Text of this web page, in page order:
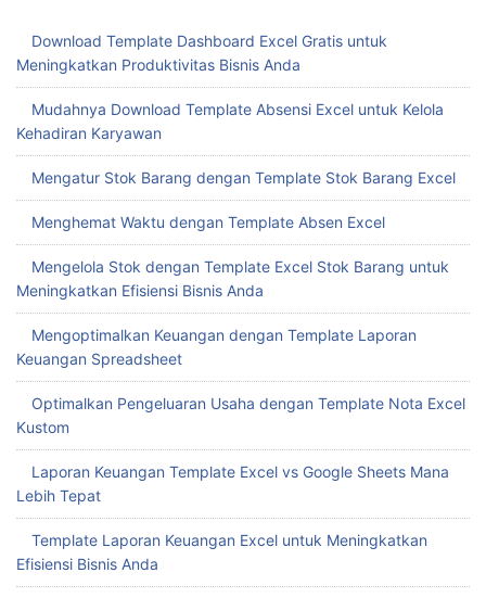
Download Template Dashboard Excel Gratis untuk
Meningkatkan Produktivitas Bisnis Anda
Mudahnya Download Template Absensi Excel untuk Kelola
Kehadiran Karyawan
Mengatur Stok Barang dengan Template Stok Barang Excel
Menghemat Waktu dengan Template Absen Excel
Mengelola Stok dengan Template Excel Stok Barang untuk
Meningkatkan Efisiensi Bisnis Anda
Mengoptimalkan Keuangan dengan Template Laporan
Keuangan Spreadsheet
Optimalkan Pengeluaran Usaha dengan Template Nota Excel
Kustom
Laporan Keuangan Template Excel vs Google Sheets Mana
Lebih Tepat
Template Laporan Keuangan Excel untuk Meningkatkan
Efisiensi Bisnis Anda